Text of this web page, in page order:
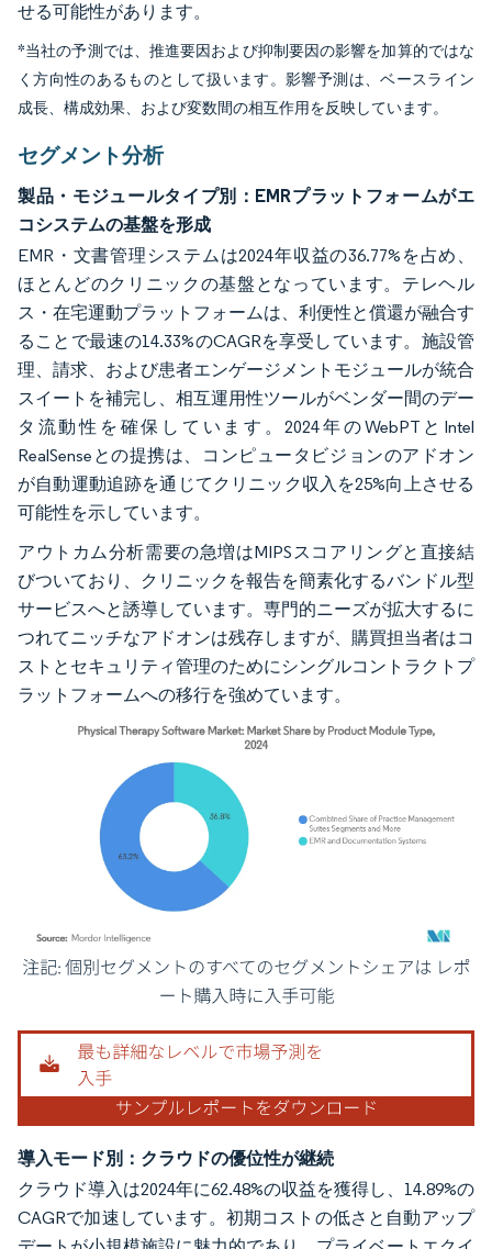
せる可能性があります。
*当社の予測では、推進要因および抑制要因の影響を加算的ではな
く方向性のあるものとして扱います。影響予測は、ベースライン
成長、構成効果、および変数間の相互作用を反映しています。
セグメント分析
製品・モジュールタイプ別：EMRプラットフォームがエ
コシステムの基盤を形成
EMR・文書管理システムは2024年収益の36.77%を占め、
ほとんどのクリニックの基盤となっています。テレヘル
ス・在宅運動プラットフォームは、利便性と償還が融合す
ることで最速の14.33%のCAGRを享受しています。施設管
理、請求、および患者エンゲージメントモジュールが統合
スイートを補完し、相互運用性ツールがベンダー間のデー
タ流動性を確保しています。2024年のWebPTとIntel
RealSenseとの提携は、コンピュータビジョンのアドオン
が自動運動追跡を通じてクリニック収入を25%向上させる
可能性を示しています。
アウトカム分析需要の急増はMIPSスコアリングと直接結
びついており、クリニックを報告を簡素化するバンドル型
サービスへと誘導しています。専門的ニーズが拡大するに
つれてニッチなアドオンは残存しますが、購買担当者はコ
ストとセキュリティ管理のためにシングルコントラクトプ
ラットフォームへの移行を強めています。
画像 © Mordor Intelligence。再利用にはCC BY 4.0の表示が必要です。
導入モード別：クラウドの優位性が継続
クラウド導入は2024年に62.48%の収益を獲得し、14.89%の
CAGRで加速しています。初期コストの低さと自動アップ